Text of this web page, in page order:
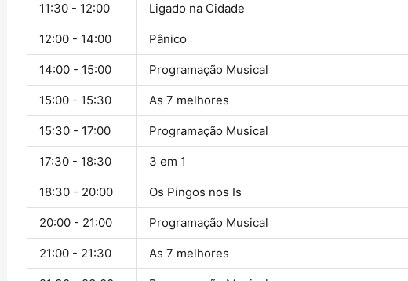
11:30 - 12:00 Ligado na Cidade
12:00 - 14:00 Pânico
14:00 - 15:00 Programação Musical
15:00 - 15:30 As 7 melhores
15:30 - 17:00 Programação Musical
17:30 - 18:30 3 em 1
18:30 - 20:00 Os Pingos nos Is
20:00 - 21:00 Programação Musical
21:00 - 21:30 As 7 melhores